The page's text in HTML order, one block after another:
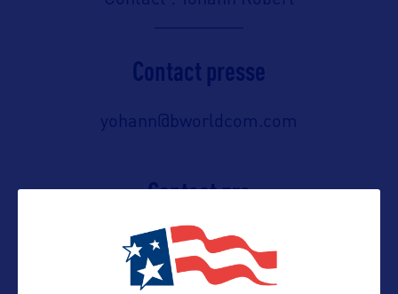
Contact presse
yohann@bworldcom.com
Contact pro
yohann@bworldcom.com
06 65 05 88 50